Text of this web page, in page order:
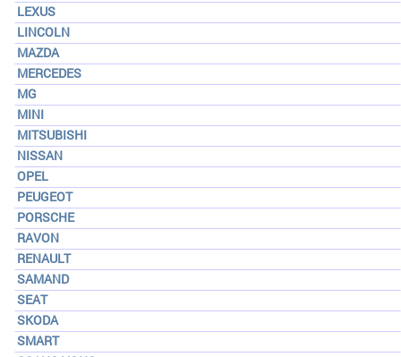
LEXUS
LINCOLN
MAZDA
MERCEDES
MG
MINI
MITSUBISHI
NISSAN
OPEL
PEUGEOT
PORSCHE
RAVON
RENAULT
SAMAND
SEAT
SKODA
SMART